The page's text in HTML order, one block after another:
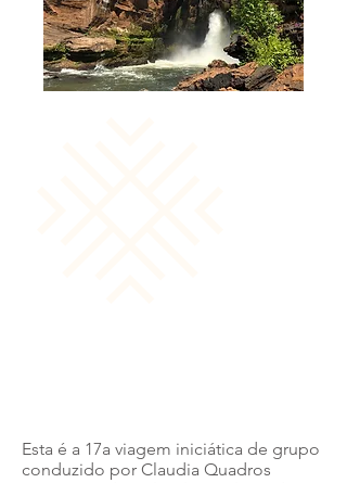
Esta é a 17a viagem iniciática de grupo
conduzido por Claudia Quadros